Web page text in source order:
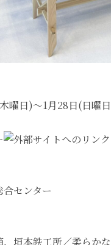
曜日)～1月28日(日曜
センター
、垣本鉄工所／柔らか